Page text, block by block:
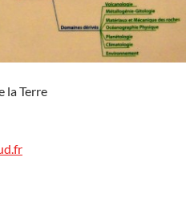
la Terre
Portes ouvertes à Orsay